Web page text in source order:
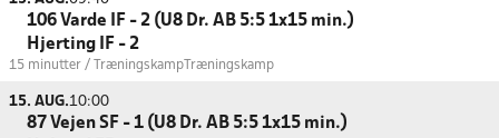
106 Varde IF - 2 (U8 Dr. AB 5:5 1x15 min.)
Hjerting IF - 2
15 minutter / Træningskamp Træningskamp
15. AUG.10:00
87 Vejen SF - 1 (U8 Dr. AB 5:5 1x15 min.)